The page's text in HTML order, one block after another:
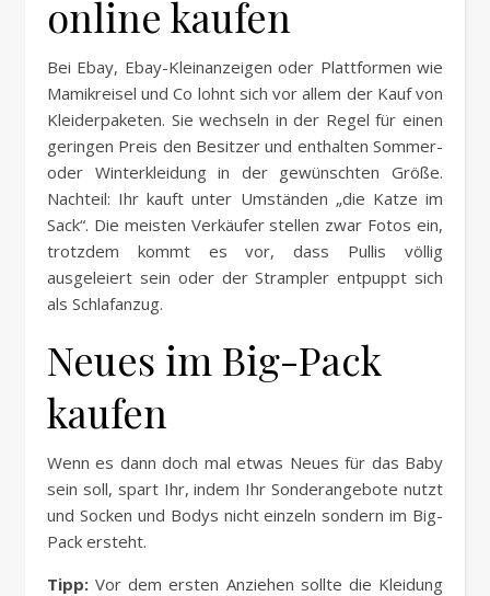
online kaufen
Bei Ebay, Ebay-Kleinanzeigen oder Plattformen wie
Mamikreisel und Co lohnt sich vor allem der Kauf von
Kleiderpaketen. Sie wechseln in der Regel für einen
geringen Preis den Besitzer und enthalten Sommer-
oder Winterkleidung in der gewünschten Größe.
Nachteil: Ihr kauft unter Umständen „die Katze im
Sack“. Die meisten Verkäufer stellen zwar Fotos ein,
trotzdem kommt es vor, dass Pullis völlig
ausgeleiert sein oder der Strampler entpuppt sich
als Schlafanzug.
Neues im Big-Pack
kaufen
Wenn es dann doch mal etwas Neues für das Baby
sein soll, spart Ihr, indem Ihr Sonderangebote nutzt
und Socken und Bodys nicht einzeln sondern im Big-
Pack ersteht.
Tipp: Vor dem ersten Anziehen sollte die Kleidung